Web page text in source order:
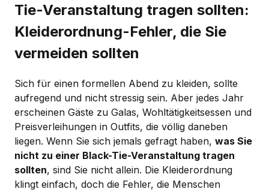
Tie-Veranstaltung tragen sollten:
Kleiderordnung-Fehler, die Sie
vermeiden sollten
Sich für einen formellen Abend zu kleiden, sollte
aufregend und nicht stressig sein. Aber jedes Jahr
erscheinen Gäste zu Galas, Wohltätigkeitsessen und
Preisverleihungen in Outfits, die völlig daneben
liegen. Wenn Sie sich jemals gefragt haben, was Sie
nicht zu einer Black-Tie-Veranstaltung tragen
sollten, sind Sie nicht allein. Die Kleiderordnung
klingt einfach, doch die Fehler, die Menschen